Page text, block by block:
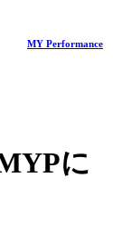
MY Performance
に